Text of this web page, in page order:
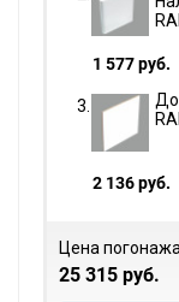
1 577 руб.
2 136 руб.
Цена погонажа
25 315 руб.